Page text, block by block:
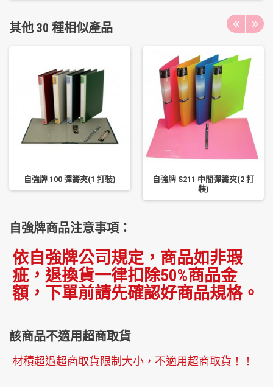
其他 30 種相似產品
自強牌 100 彈簧夾(1 打裝)
自強牌 S211 中間彈簧夾(2 打
裝)
自強牌商品注意事項：
依自強牌公司規定，商品如非瑕
疵，退換貨一律扣除50%商品金
額，下單前請先確認好商品規格。
該商品不適用超商取貨
材積超過超商取貨限制大小，不適用超商取貨！！